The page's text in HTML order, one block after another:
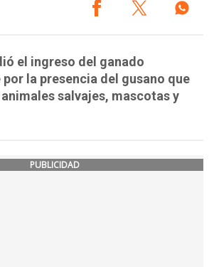
el ingreso del ganado
la presencia del gusano que
salvajes, mascotas y
PUBLICIDAD